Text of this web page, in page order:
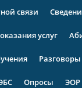
связи
услуг
Опросы ЭОР